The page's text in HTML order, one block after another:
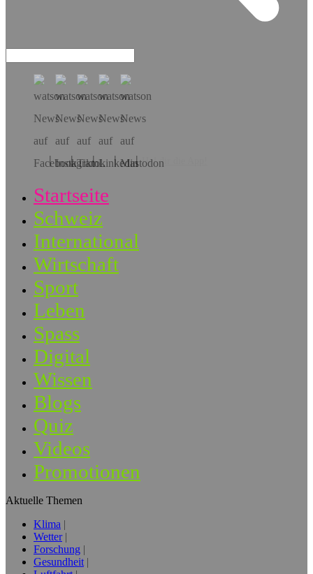
Hol dir die App!
Startseite
Schweiz
International
Wirtschaft
Sport
Leben
Spass
Digital
Wissen
Blogs
Quiz
Videos
Promotionen
Aktuelle Themen
Klima
Wetter
Forschung
Gesundheit